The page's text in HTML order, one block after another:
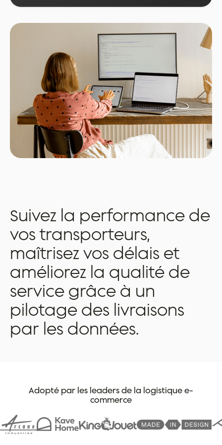
Suivez la performance de
vos transporteurs,
maîtrisez vos délais et
améliorez la qualité de
service grâce à un
pilotage des livraisons
par les données.
Adopté par les leaders de la logistique e-
commerce